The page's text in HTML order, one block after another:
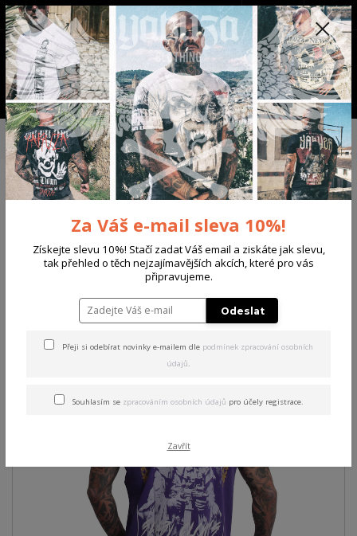
Menu
CZK
+420 702 136 620 (Po-Ne, 8-20 hod.)
0
0 Kč
Úvod PÁNSKÉ TRIKA & TÍLKA
Yakuza pánské tričko Scary Clowns
Regular T-Shirt prism/violet XL
Yakuza pánské tričko Scary
Clowns Regular T-Shirt
prism/violet XL
Za Váš e-mail sleva 10%!
Získejte slevu 10%! Stačí zadat Váš email a ziskáte jak slevu,
tak přehled o těch nejzajímavějších akcích, které pro vás
připravujeme.
Odeslat
Přeji si odebírat novinky e-mailem dle podmínek zpracování osobních
údajů.
Souhlasím se zpracováním osobních údajů pro účely registrace.
Zavřít